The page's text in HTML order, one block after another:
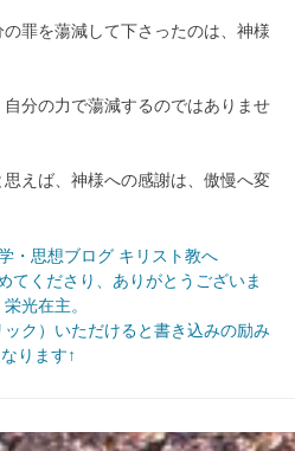
罪を蕩減して下さったのは、神様
分の力で蕩減するのではありませ
えば、神様への感謝は、傲慢へ変
てくださり、ありがとうございま
光在主。
ク）いただけると書き込みの励み
ります↑